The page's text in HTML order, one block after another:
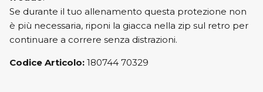
Se durante il tuo allenamento questa protezione non
è più necessaria, riponi la giacca nella zip sul retro per
continuare a correre senza distrazioni.
Codice Articolo: 180744 70329